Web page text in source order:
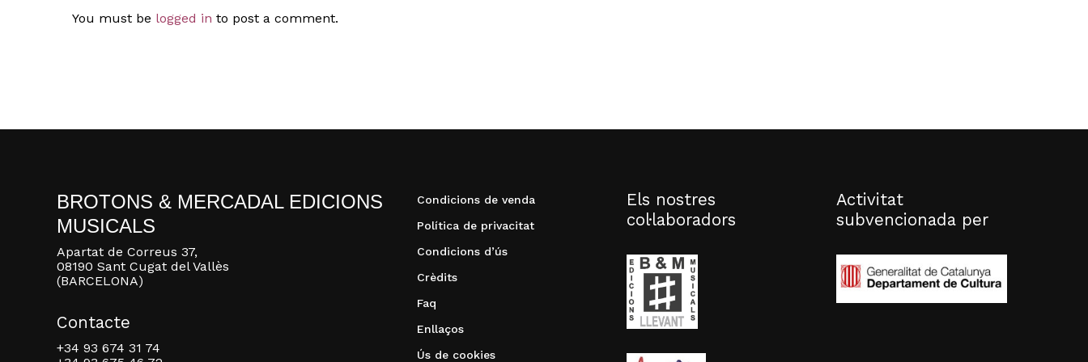
You must be logged in to post a comment.
BROTONS & MERCADAL EDICIONS
MUSICALS
Apartat de Correus 37,
08190 Sant Cugat del Vallès
(BARCELONA)
Contacte
+34 93 674 31 74
Condicions de venda
Política de privacitat
Condicions d’ús
Crèdits
Faq
Enllaços
Ús de cookies
Els nostres
col·laboradors
Activitat
subvencionada per